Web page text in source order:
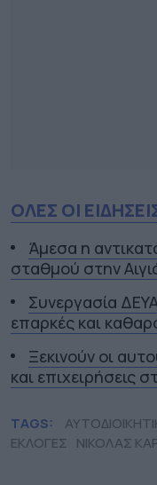
ΟΛΕΣ ΟΙ
Άμεσα η
σταθμού στην
Συνεργασία
επαρκές και
Ξεκινούν οι
και επιχειρήσεις
TAGS:
ΕΚΛΟΓΕΣ ΝΙΚΟΛΑΣ